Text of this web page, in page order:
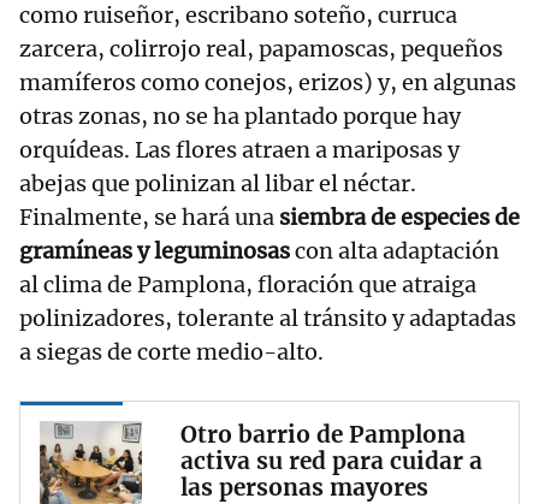
como ruiseñor, escribano soteño, curruca
zarcera, colirrojo real, papamoscas, pequeños
mamíferos como conejos, erizos) y, en algunas
otras zonas, no se ha plantado porque hay
orquídeas. Las flores atraen a mariposas y
abejas que polinizan al libar el néctar.
Finalmente, se hará una siembra de especies de
gramíneas y leguminosascon alta adaptación
al clima de Pamplona, floración que atraiga
polinizadores, tolerante al tránsito y adaptadas
a siegas de corte medio-alto.
Otro barrio de Pamplona
activa su red para cuidar a
las personas mayores